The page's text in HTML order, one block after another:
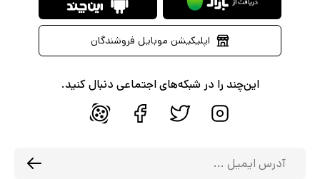
اپلیکیشن موبایل فروشندگان
این‌چند را در شبکه‌های اجتماعی دنبال کنید.